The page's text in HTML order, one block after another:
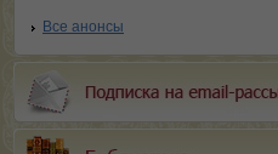
Все анонсы